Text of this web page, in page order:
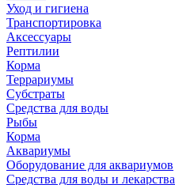
Уход и гигиена
Транспортировка
Аксессуары
Рептилии
Корма
Террариумы
Субстраты
Средства для воды
Рыбы
Корма
Аквариумы
Оборудование для аквариумов
Средства для воды и лекарства